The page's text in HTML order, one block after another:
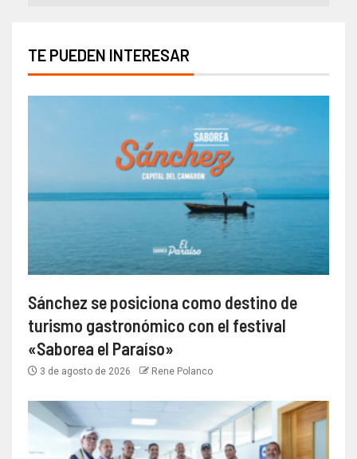
TE PUEDEN INTERESAR
Sánchez se posiciona como destino de
turismo gastronómico con el festival
«Saborea el Paraíso»
3 de agosto de 2026 Rene Polanco